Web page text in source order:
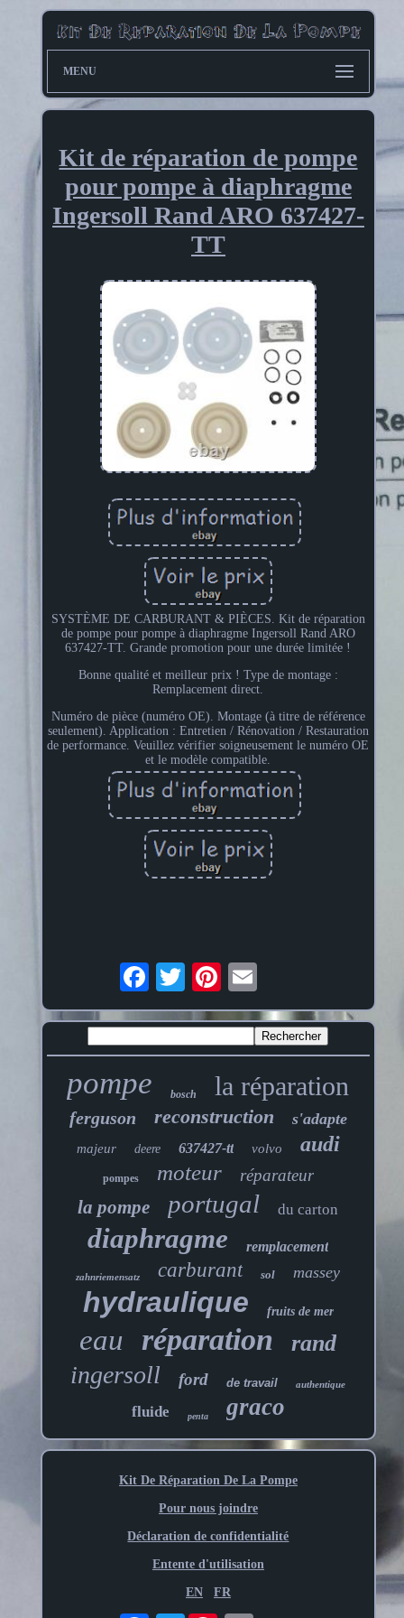
MENU
Kit de réparation de pompe
pour pompe à diaphragme
Ingersoll Rand ARO 637427-
TT
SYSTÈME DE CARBURANT & PIÈCES. Kit de réparation
de pompe pour pompe à diaphragme Ingersoll Rand ARO
637427-TT. Grande promotion pour une durée limitée !
Bonne qualité et meilleur prix ! Type de montage :
Remplacement direct.
Numéro de pièce (numéro OE). Montage (à titre de référence
seulement). Application : Entretien / Rénovation / Restauration
de performance. Veuillez vérifier soigneusement le numéro OE
et le modèle compatible.
pompe bosch la réparation
ferguson reconstruction s'adapte
majeur deere 637427-tt volvo audi
pompes moteur réparateur
la pompe portugal du carton
diaphragme remplacement
zahnriemensatz carburant sol massey
hydraulique fruits de mer
eau réparation rand
ingersoll ford de travail authentique
fluide penta graco
Kit De Réparation De La Pompe
Pour nous joindre
Déclaration de confidentialité
Entente d'utilisation
EN FR